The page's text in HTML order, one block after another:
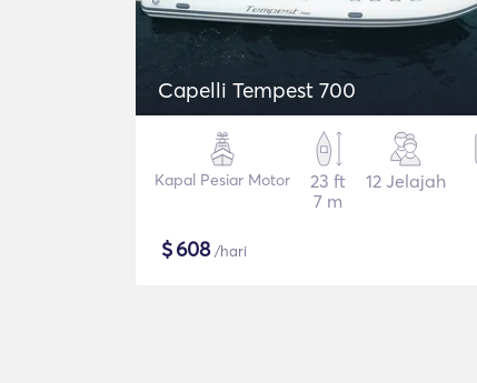
Capelli Tempest 700
Kapal Pesiar Motor
23 ft
7 m
12 Jelajah
$608/hari